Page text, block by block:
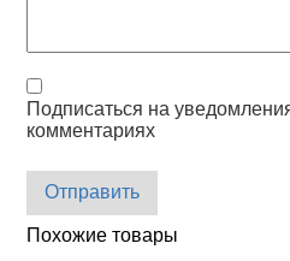
Подписаться на
комментариях
Отправить
Похожие товары